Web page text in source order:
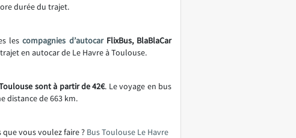
durée du trajet.
lescompagnies d’autocarFlixBus, BlaBlaCar
en autocar de Le Havre à Toulouse.
sont à partir de 42€. Le voyage en bus
distance de 663 km.
vous voulez faire ? Bus Toulouse Le Havre